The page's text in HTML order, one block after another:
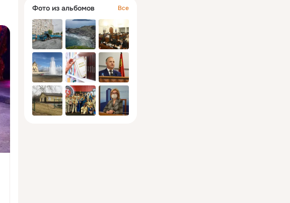
Фото из альбомов Все